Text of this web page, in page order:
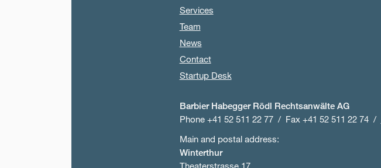
Services
Team
News
Contact
Startup Desk
Barbier Habegger Rödl Rechtsanwälte AG
Phone +41 52 511 22 77 Fax +41 52 511 22 74
Main and postal address:
Winterthur
Theaterstrasse 17